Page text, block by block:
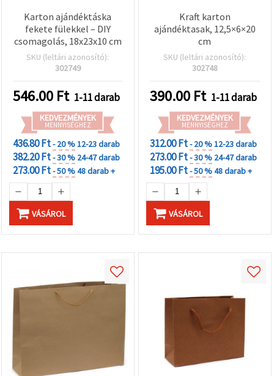
Karton ajándéktáska
fekete fülekkel – DIY
csomagolás, 18x23x10 cm
SKU (leltári azonosító):
302749
546.00 Ft 1-11 darab
KEDVEZMÉNYEK
MENNYISÉGHEZ
436.80 Ft- 20 %12-23 darab
382.20 Ft- 30 % 24-47 darab
273.00 Ft- 50 %48 darab +
VÁSÁROL
Kraft karton
ajándéktasak, 12,5×6×20
cm
SKU (leltári azonosító):
302748
390.00 Ft 1-11 darab
KEDVEZMÉNYEK
MENNYISÉGHEZ
312.00 Ft- 20 %12-23 darab
273.00 Ft- 30 % 24-47 darab
195.00 Ft- 50 %48 darab +
VÁSÁROL